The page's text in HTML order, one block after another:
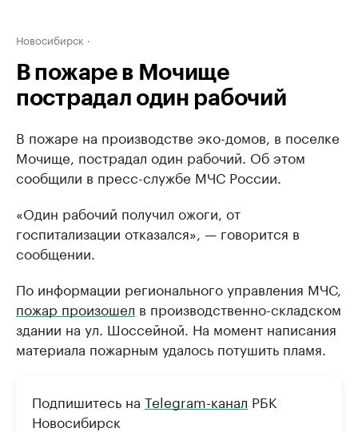
Новосибирск
В пожаре в Мочище
пострадал один рабочий
В пожаре на производстве эко-домов, в поселке
Мочище, пострадал один рабочий. Об этом
сообщили в пресс-службе МЧС России.
«Один рабочий получил ожоги, от
госпитализации отказался», — говорится в
сообщении.
По информации регионального управления МЧС,
пожар произошел в производственно-складском
здании на ул. Шоссейной. На момент написания
материала пожарным удалось потушить пламя.
Подпишитесь на Telegram-канал РБК
Новосибирск